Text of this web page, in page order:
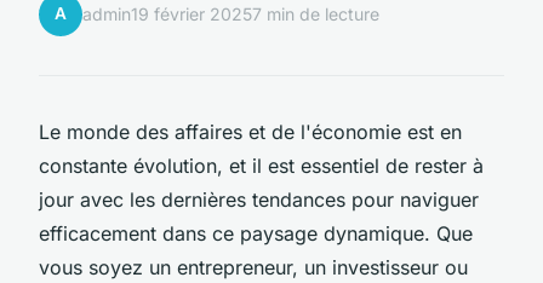
A admin19 février 20257 min de lecture
Le monde des affaires et de l'économie est en
constante évolution, et il est essentiel de rester à
jour avec les dernières tendances pour naviguer
efficacement dans ce paysage dynamique. Que
vous soyez un entrepreneur, un investisseur ou